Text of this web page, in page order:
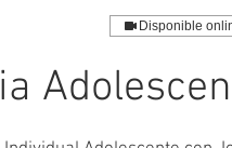
Disponible